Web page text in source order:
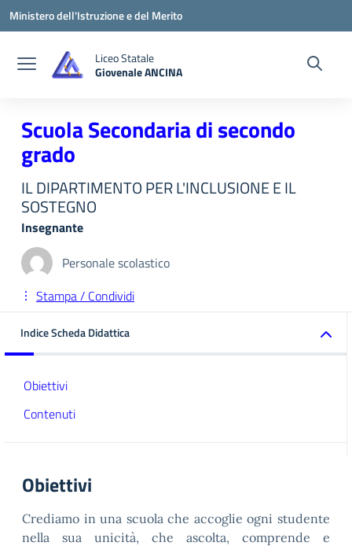
Vai ai contenuti
Vai al menu di navigazione
Vai al footer
Ministero dell'Istruzione e del Merito
Liceo Statale
Giovenale ANCINA
Scuola Secondaria di secondo
grado
IL DIPARTIMENTO PER L'INCLUSIONE E IL
SOSTEGNO
Insegnante
Personale scolastico
Stampa / Condividi
Indice Scheda Didattica
Obiettivi
Contenuti
Obiettivi
Crediamo in una scuola che accoglie ogni studente
nella sua unicità, che ascolta, comprende e